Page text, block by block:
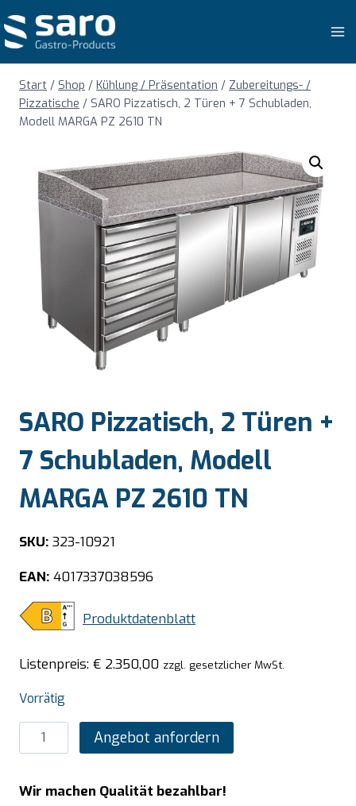
Inhalt
springen
Start / Shop / Kühlung / Präsentation / Zubereitungs- /
Pizzatische / SARO Pizzatisch, 2 Türen + 7 Schubladen,
Modell MARGA PZ 2610 TN
SARO Pizzatisch, 2 Türen +
7 Schubladen, Modell
MARGA PZ 2610 TN
SKU: 323-10921
EAN: 4017337038596
Produktdatenblatt
Listenpreis: € 2.350,00 zzgl. gesetzlicher MwSt.
Vorrätig
SARO
Pizzatisch,
Türen
Angebot anfordern
Wir machen Qualität bezahlbar!